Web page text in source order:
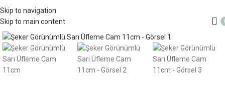
Skip to navigation
Skip to main content
4000TL ve üzeri alışverişlerinizde Ücretsiz Kargo!
Büyütmek için tıklayın